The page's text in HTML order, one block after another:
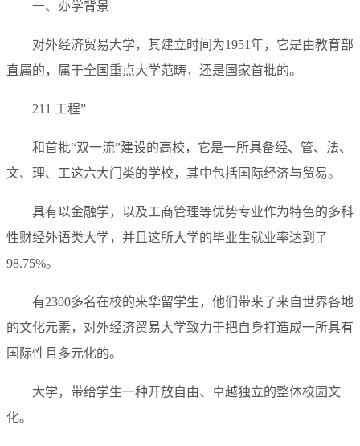
一、办学背景
对外经济贸易大学，其建立时间为1951年，它是由教育部
直属的，属于全国重点大学范畴，还是国家首批的。
211 工程”
和首批“双一流”建设的高校，它是一所具备经、管、法、
文、理、工这六大门类的学校，其中包括国际经济与贸易。
具有以金融学，以及工商管理等优势专业作为特色的多科
性财经外语类大学，并且这所大学的毕业生就业率达到了
98.75%。
有2300多名在校的来华留学生，他们带来了来自世界各地
的文化元素，对外经济贸易大学致力于把自身打造成一所具有
国际性且多元化的。
大学，带给学生一种开放自由、卓越独立的整体校园文
化。